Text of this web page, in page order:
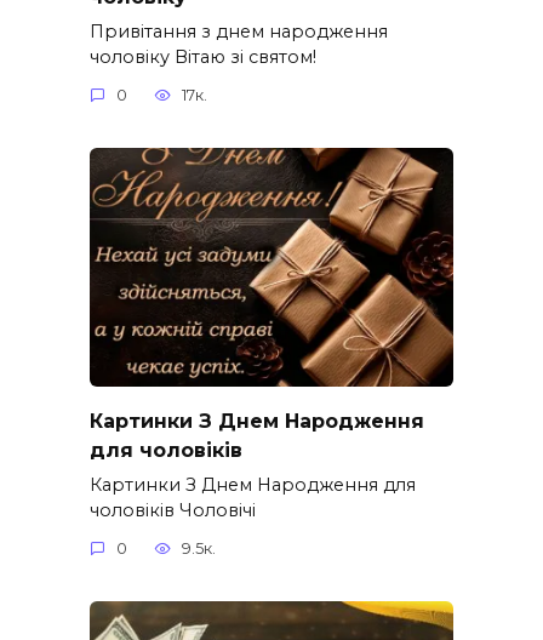
Привітання з днем народження
чоловіку Вітаю зі святом!
0 17к.
Картинки З Днем Народження
для чоловіків​
Картинки З Днем Народження для
чоловіків​ Чоловічі
0 9.5к.